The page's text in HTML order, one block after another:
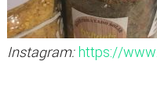
Instagram:https://